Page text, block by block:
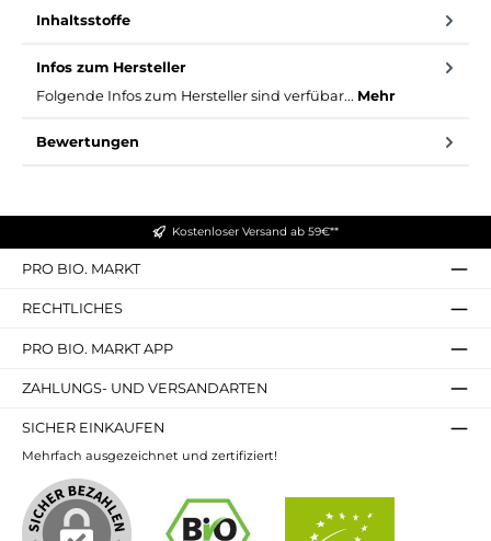
Inhaltsstoffe
Infos zum Hersteller
Folgende Infos zum Hersteller sind verfübar... Mehr
Bewertungen
Kostenloser Versand ab 59€**
PRO BIO. MARKT
RECHTLICHES
PRO BIO. MARKT APP
ZAHLUNGS- UND VERSANDARTEN
SICHER EINKAUFEN
Mehrfach ausgezeichnet und zertifiziert!